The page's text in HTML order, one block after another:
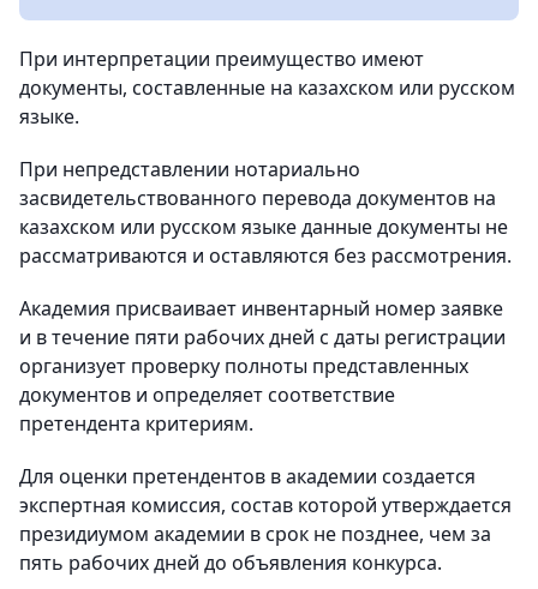
При интерпретации преимущество имеют
документы, составленные на казахском или русском
языке.
При непредставлении нотариально
засвидетельствованного перевода документов на
казахском или русском языке данные документы не
рассматриваются и оставляются без рассмотрения.
Академия присваивает инвентарный номер заявке
и в течение пяти рабочих дней с даты регистрации
организует проверку полноты представленных
документов и определяет соответствие
претендента критериям.
Для оценки претендентов в академии создается
экспертная комиссия, состав которой утверждается
президиумом академии в срок не позднее, чем за
пять рабочих дней до объявления конкурса.